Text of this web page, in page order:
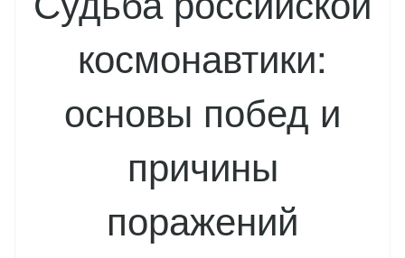
космонавтики:
основы побед и
причины
поражений